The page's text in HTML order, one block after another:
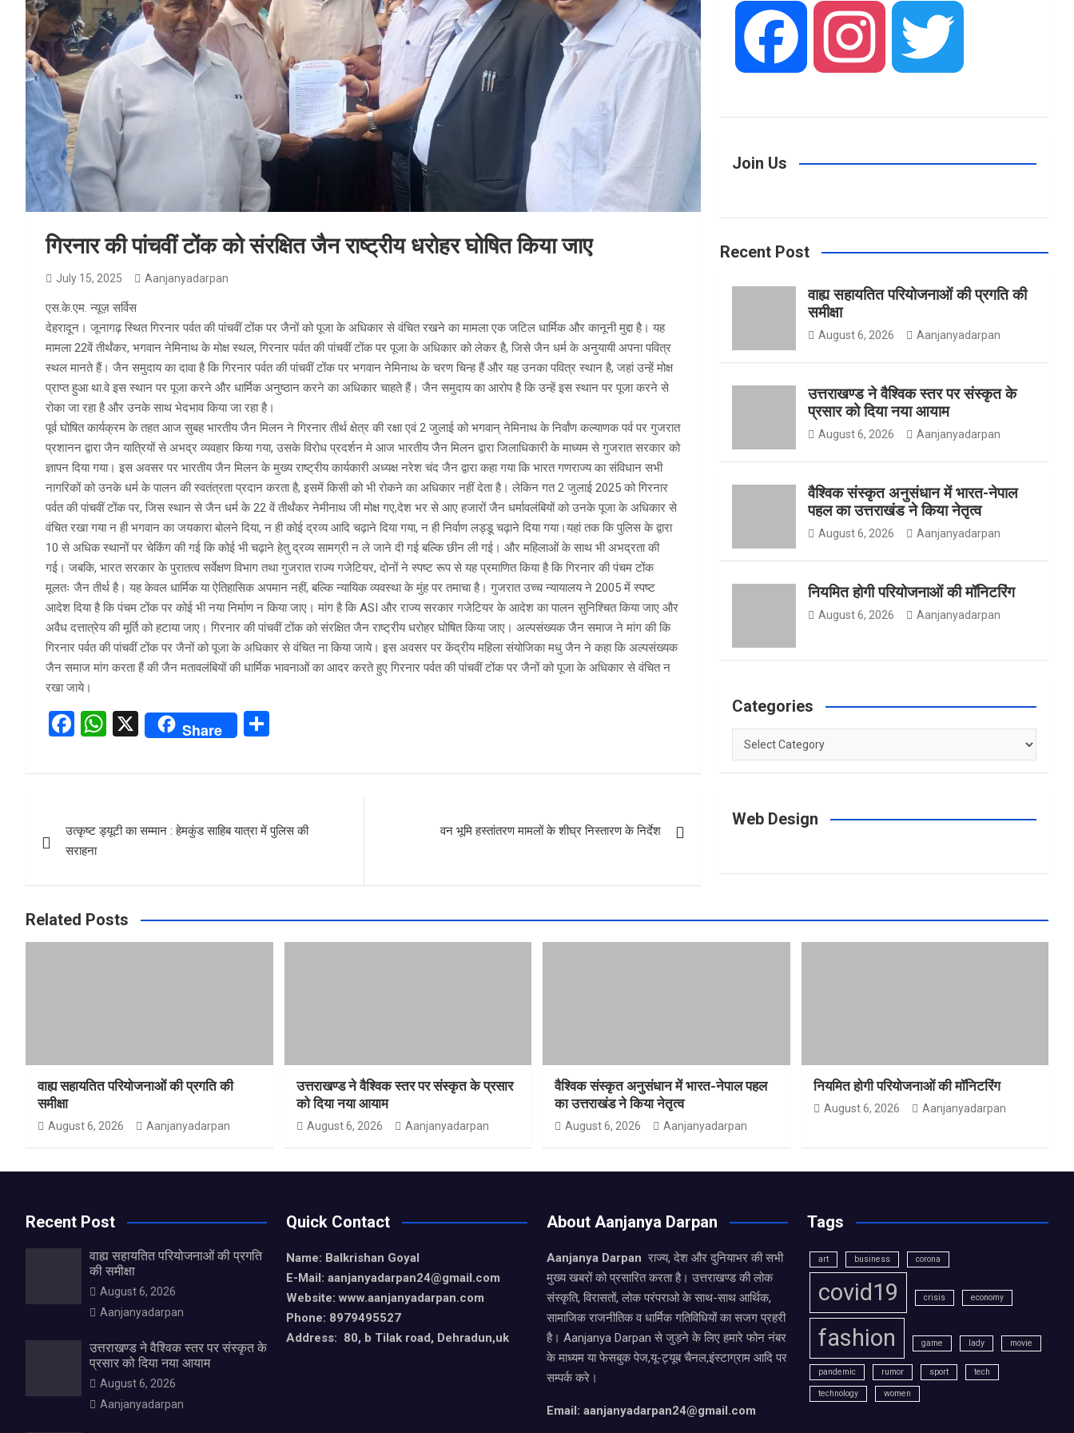
गिरनार की पांचवीं टोंक को संरक्षित जैन राष्ट्रीय धरोहर घोषित किया जाए
July 15, 2025 Aanjanyadarpan
एस.के.एम. न्यूज़ सर्विस
देहरादून। जूनागढ़ स्थित गिरनार पर्वत की पांचवीं टोंक पर जैनों को पूजा के अधिकार से वंचित रखने का मामला एक जटिल धार्मिक और कानूनी मुद्दा है। यह
मामला 22वें तीर्थंकर, भगवान नेमिनाथ के मोक्ष स्थल, गिरनार पर्वत की पांचवीं टोंक पर पूजा के अधिकार को लेकर है, जिसे जैन धर्म के अनुयायी अपना पवित्र
स्थल मानते हैं। जैन समुदाय का दावा है कि गिरनार पर्वत की पांचवीं टोंक पर भगवान नेमिनाथ के चरण चिन्ह हैं और यह उनका पवित्र स्थान है, जहां उन्हें मोक्ष
प्राप्त हुआ था.वे इस स्थान पर पूजा करने और धार्मिक अनुष्ठान करने का अधिकार चाहते हैं। जैन समुदाय का आरोप है कि उन्हें इस स्थान पर पूजा करने से
रोका जा रहा है और उनके साथ भेदभाव किया जा रहा है।
पूर्व घोषित कार्यक्रम के तहत आज सुबह भारतीय जैन मिलन ने गिरनार तीर्थ क्षेत्र की रक्षा एवं 2 जुलाई को भगवान् नेमिनाथ के निर्वांण कल्याणक पर्व पर गुजरात
प्रशानन द्वारा जैन यात्रियों से अभद्र व्यवहार किया गया, उसके विरोध प्रदर्शन मे आज भारतीय जैन मिलन द्वारा जिलाधिकारी के माध्यम से गुजरात सरकार को
ज्ञापन दिया गया। इस अवसर पर भारतीय जैन मिलन के मुख्य राष्ट्रीय कार्यकारी अध्यक्ष नरेश चंद जैन द्वारा कहा गया कि भारत गणराज्य का संविधान सभी
नागरिकों को उनके धर्म के पालन की स्वतंत्रता प्रदान करता है, इसमें किसी को भी रोकने का अधिकार नहीं देता है। लेकिन गत 2 जुलाई 2025 को गिरनार
पर्वत की पांचवीं टोंक पर, जिस स्थान से जैन धर्म के 22 वें तीर्थंकर नेमीनाथ जी मोक्ष गए,देश भर से आए हजारों जैन धर्मावलंबियों को उनके पूजा के अधिकार से
वंचित रखा गया न ही भगवान का जयकारा बोलने दिया, न ही कोई द्रव्य आदि चढ़ाने दिया गया, न ही निर्वाण लड्डू चढ़ाने दिया गया।यहां तक कि पुलिस के द्वारा
10 से अधिक स्थानों पर चेकिंग की गई कि कोई भी चढ़ाने हेतु द्रव्य सामग्री न ले जाने दी गई बल्कि छीन ली गई। और महिलाओं के साथ भी अभद्रता की
गई। जबकि, भारत सरकार के पुरातत्व सर्वेक्षण विभाग तथा गुजरात राज्य गजेटियर, दोनों ने स्पष्ट रूप से यह प्रमाणित किया है कि गिरनार की पंचम टोंक
मूलतः जैन तीर्थ है। यह केवल धार्मिक या ऐतिहासिक अपमान नहीं, बल्कि न्यायिक व्यवस्था के मुंह पर तमाचा है। गुजरात उच्च न्यायालय ने 2005 में स्पष्ट
आदेश दिया है कि पंचम टोंक पर कोई भी नया निर्माण न किया जाए। मांग है कि ASI और राज्य सरकार गजेटियर के आदेश का पालन सुनिश्चित किया जाए और
अवैध दत्तात्रेय की मूर्ति को हटाया जाए। गिरनार की पांचवीं टोंक को संरक्षित जैन राष्ट्रीय धरोहर घोषित किया जाए। अल्पसंख्यक जैन समाज ने मांग की कि
गिरनार पर्वत की पांचवीं टोंक पर जैनों को पूजा के अधिकार से वंचित ना किया जाये। इस अवसर पर केंद्रीय महिला संयोजिका मधु जैन ने कहा कि अल्पसंख्यक
जैन समाज मांग करता हैं की जैन मतावलंबियों की धार्मिक भावनाओं का आदर करते हुए गिरनार पर्वत की पांचवीं टोंक पर जैनों को पूजा के अधिकार से वंचित न
रखा जाये।
F
ce
o
o
k
W
at
A
p
X Share
ar
navigation
उत्कृष्ट ड्यूटी का सम्मान : हेमकुंड साहिब यात्रा में पुलिस की
सराहना
वन भूमि हस्तांतरण मामलों के शीघ्र निस्तारण के निर्देश
e
o
k
t
g
a
m
t
e
Join Us
Recent Post
वाह्य सहायतित परियोजनाओं की प्रगति की
समीक्षा
August 6, 2026 Aanjanyadarpan
उत्तराखण्ड ने वैश्विक स्तर पर संस्कृत के
प्रसार को दिया नया आयाम
August 6, 2026 Aanjanyadarpan
वैश्विक संस्कृत अनुसंधान में भारत-नेपाल
पहल का उत्तराखंड ने किया नेतृत्व
August 6, 2026 Aanjanyadarpan
नियमित होगी परियोजनाओं की मॉनिटरिंग
August 6, 2026 Aanjanyadarpan
Categories
Categories
Web Design
Related Posts
वाह्य सहायतित परियोजनाओं की प्रगति की
समीक्षा
August 6, 2026 Aanjanyadarpan
उत्तराखण्ड ने वैश्विक स्तर पर संस्कृत के प्रसार
को दिया नया आयाम
August 6, 2026 Aanjanyadarpan
वैश्विक संस्कृत अनुसंधान में भारत-नेपाल पहल
का उत्तराखंड ने किया नेतृत्व
August 6, 2026 Aanjanyadarpan
नियमित होगी परियोजनाओं की मॉनिटरिंग
August 6, 2026 Aanjanyadarpan
Recent Post
वाह्य सहायतित परियोजनाओं की प्रगति
की समीक्षा
August 6, 2026
Aanjanyadarpan
उत्तराखण्ड ने वैश्विक स्तर पर संस्कृत के
प्रसार को दिया नया आयाम
August 6, 2026
Aanjanyadarpan
Quick Contact
Name: Balkrishan Goyal
E-Mail: aanjanyadarpan24@gmail.com
Website: www.aanjanyadarpan.com
Phone: 8979495527
Address: 80, b Tilak road, Dehradun,uk
About Aanjanya Darpan
Aanjanya Darpan राज्य, देश और दुनियाभर की सभी
मुख्य खबरों को प्रसारित करता है। उत्तराखण्ड की लोक
संस्कृति, विरासतों, लोक परंपराओ के साथ-साथ आर्थिक,
सामाजिक राजनीतिक व धार्मिक गतिविधियों का सजग प्रहरी
है। Aanjanya Darpan से जुड़ने के लिए हमारे फोन नंबर
के माध्यम या फेसबुक पेज,यू-ट्यूब चैनल,इंस्टाग्राम आदि पर
सम्पर्क करे।
Email: aanjanyadarpan24@gmail.com
Tags
art business corona
covid19 crisis economy
fashion game lady movie
pandemic rumor sport tech
technology women